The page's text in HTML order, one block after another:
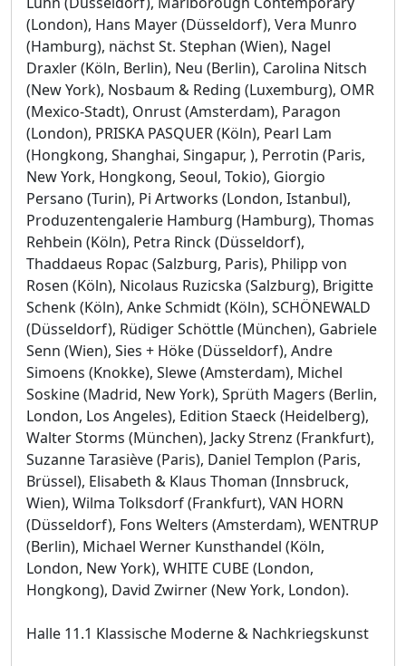
(London), Hans Mayer (Düsseldorf), Vera Munro
(Hamburg), nächst St. Stephan (Wien), Nagel
Draxler (Köln, Berlin), Neu (Berlin), Carolina Nitsch
(New York), Nosbaum & Reding (Luxemburg), OMR
(Mexico-Stadt), Onrust (Amsterdam), Paragon
(London), PRISKA PASQUER (Köln), Pearl Lam
(Hongkong, Shanghai, Singapur, ), Perrotin (Paris,
New York, Hongkong, Seoul, Tokio), Giorgio
Persano (Turin), Pi Artworks (London, Istanbul),
Produzentengalerie Hamburg (Hamburg), Thomas
Rehbein (Köln), Petra Rinck (Düsseldorf),
Thaddaeus Ropac (Salzburg, Paris), Philipp von
Rosen (Köln), Nicolaus Ruzicska (Salzburg), Brigitte
Schenk (Köln), Anke Schmidt (Köln), SCHÖNEWALD
(Düsseldorf), Rüdiger Schöttle (München), Gabriele
Senn (Wien), Sies + Höke (Düsseldorf), Andre
Simoens (Knokke), Slewe (Amsterdam), Michel
Soskine (Madrid, New York), Sprüth Magers (Berlin,
London, Los Angeles), Edition Staeck (Heidelberg),
Walter Storms (München), Jacky Strenz (Frankfurt),
Suzanne Tarasiève (Paris), Daniel Templon (Paris,
Brüssel), Elisabeth & Klaus Thoman (Innsbruck,
Wien), Wilma Tolksdorf (Frankfurt), VAN HORN
(Düsseldorf), Fons Welters (Amsterdam), WENTRUP
(Berlin), Michael Werner Kunsthandel (Köln,
London, New York), WHITE CUBE (London,
Hongkong), David Zwirner (New York, London).
Halle 11.1 Klassische Moderne & Nachkriegskunst